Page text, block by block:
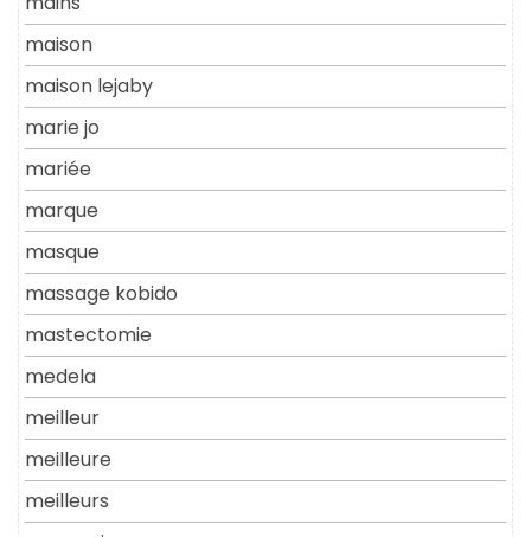
maison
maison lejaby
marie jo
mariée
marque
masque
massage kobido
mastectomie
medela
meilleur
meilleure
meilleurs